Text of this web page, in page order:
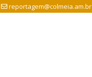
reportagem@colmeia.am.br